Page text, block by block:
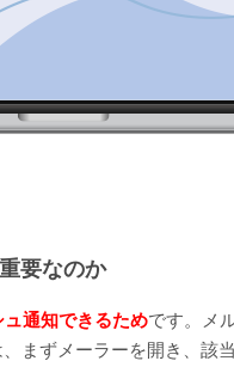
要なのか
通知できるためです。メ
まずメーラーを開き、該